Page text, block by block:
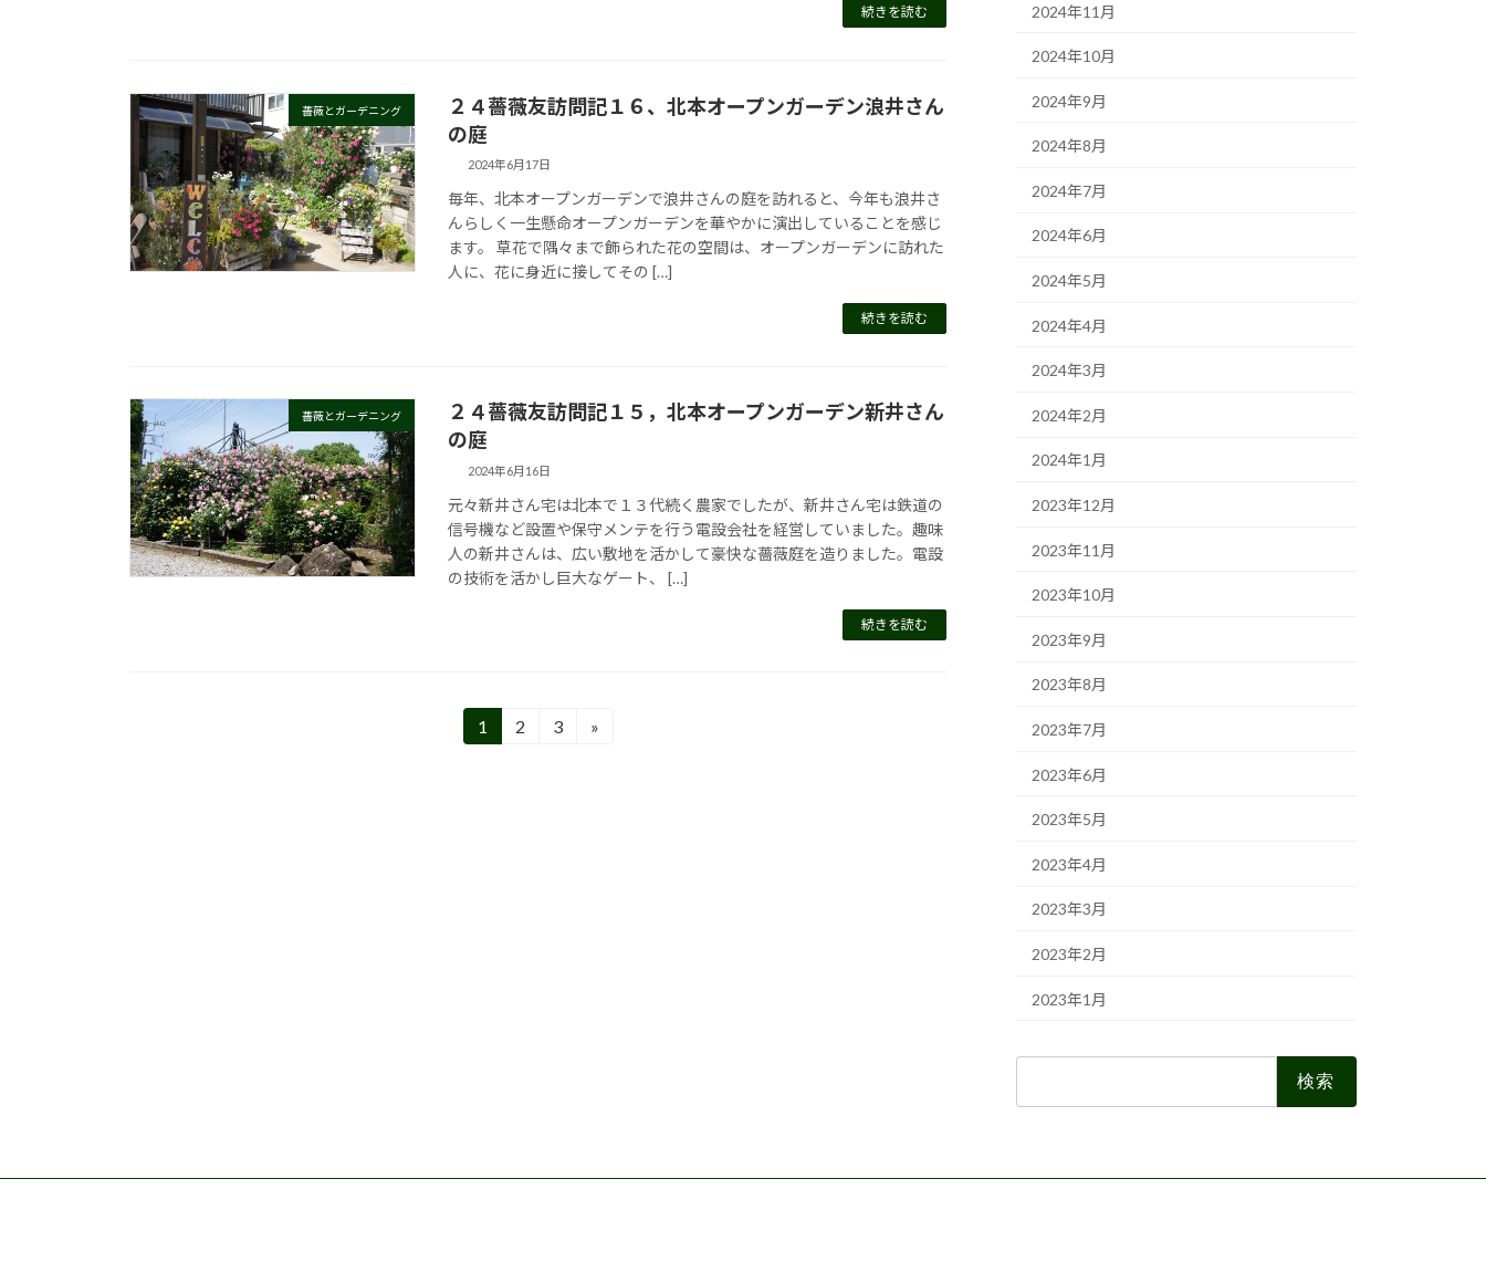
続きを読む
薔薇とガーデニング
２４薔薇友訪問記１６、北本オープンガーデン浪井さん
の庭
2024年6月17日
毎年、北本オープンガーデンで浪井さんの庭を訪れると、今年も浪井さ
んらしく一生懸命オープンガーデンを華やかに演出していることを感じ
ます。 草花で隅々まで飾られた花の空間は、オープンガーデンに訪れた
人に、花に身近に接してその […]
続きを読む
薔薇とガーデニング
２４薔薇友訪問記１５，北本オープンガーデン新井さん
の庭
2024年6月16日
元々新井さん宅は北本で１３代続く農家でしたが、新井さん宅は鉄道の
信号機など設置や保守メンテを行う電設会社を経営していました。趣味
人の新井さんは、広い敷地を活かして豪快な薔薇庭を造りました。電設
の技術を活かし巨大なゲート、 […]
続きを読む
固
1
固
2
固
3 »
2024年11月
2024年10月
2024年9月
2024年8月
2024年7月
2024年6月
2024年5月
2024年4月
2024年3月
2024年2月
2024年1月
2023年12月
2023年11月
2023年10月
2023年9月
2023年8月
2023年7月
2023年6月
2023年5月
2023年4月
2023年3月
2023年2月
2023年1月